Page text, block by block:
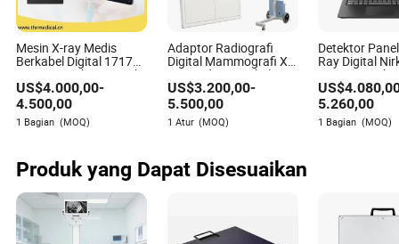
Mesin X-ray Medis
Berkabel Digital 1717
Sistem Detektor Panel
Datar untuk Radiografi
Digital
US$4.000,00-
4.500,00
1 Bagian (MOQ)
Adaptor Radiografi
Digital Mammografi X-
ray Medis Portabel
17"17" Mesin X-ray
Nirkabel Detektor Panel
Datar Peralatan Medis
Harga
US$3.200,00-
5.500,00
1 Atur (MOQ)
Detektor
Ray Digital
17X17 untuk
Ray Medis dan
Veteriner
US$
5.260,00
1 Bagian (MOQ)
Produk yang Dapat Disesuaikan